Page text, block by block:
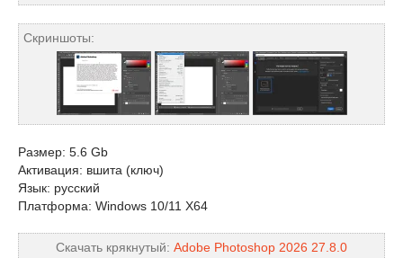
Скриншоты:
Размер: 5.6 Gb
Активация: вшита (ключ)
Язык: русский
Платформа: Windows 10/11 X64
Скачать крякнутый: Adobe Photoshop 2026 27.8.0